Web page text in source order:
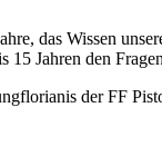
das Wissen
Jahren den
der FF